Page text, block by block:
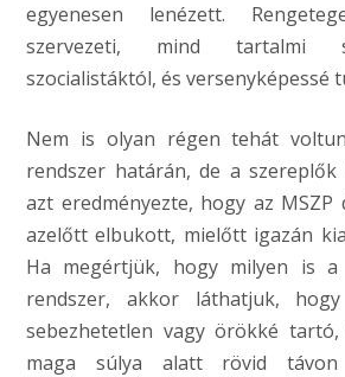
egyenesen lenézett.
szervezeti, mind tartalmi
szocialistáktól, és versenyképessé
Nem is olyan régen tehát
rendszer határán, de a szereplők
azt eredményezte, hogy az MSZP
azelőtt elbukott, mielőtt igazán
Ha megértjük, hogy milyen is a
rendszer, akkor láthatjuk,
sebezhetetlen vagy örökké
maga súlya alatt rövid távon